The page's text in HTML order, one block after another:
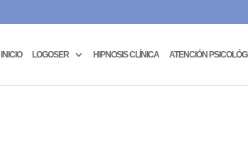
INICIO LOGOSER HIPNOSIS CLÍNICA ATENCIÓN